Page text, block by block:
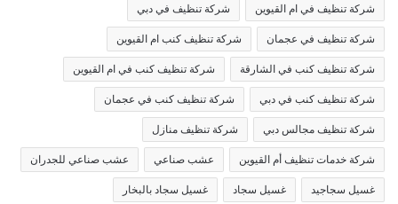
شركة تنظيف في ام القيوين شركة تنظيف في دبي
شركة تنظيف في عجمان شركة تنظيف كنب ام القيوين
شركة تنظيف كنب في الشارقة شركة تنظيف كنب في ام القيوين
شركة تنظيف كنب في دبي شركة تنظيف كنب في عجمان
شركة تنظيف مجالس دبي شركة تنظيف منازل
شركة خدمات تنظيف أم القيوين عشب صناعي عشب صناعي للجدران
غسيل سجاجيد غسيل سجاد غسيل سجاد بالبخار